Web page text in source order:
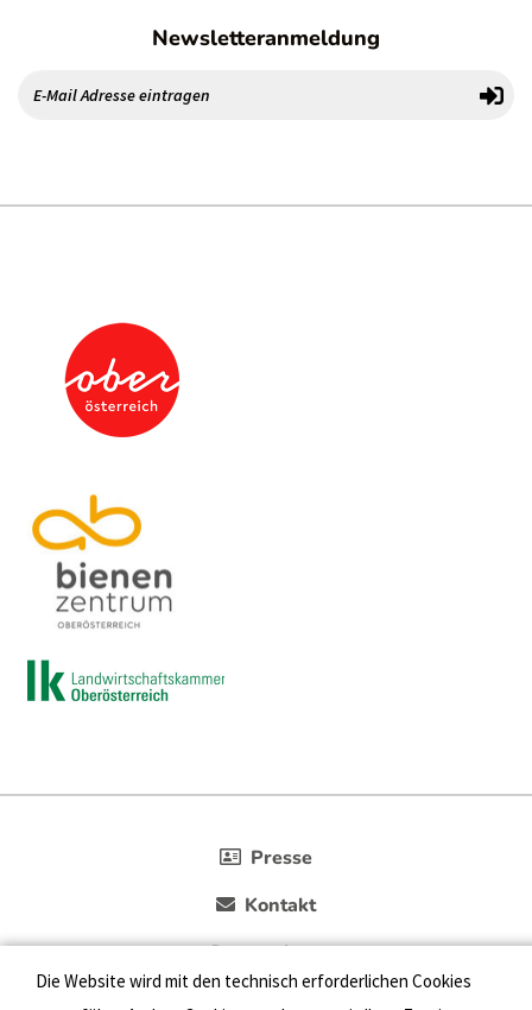
Newsletteranmeldung
Presse
Kontakt
Datenschutz
Die Website wird mit den technisch erforderlichen Cookies